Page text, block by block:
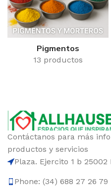
Pigmentos
13 productos
Contáctanos para más
productos y servicios
Plaza. Ejercito 1 b 25002
Phone: (34) 688 27 26 79